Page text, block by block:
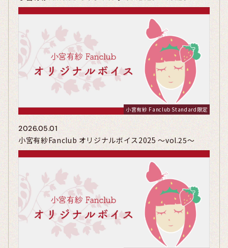
小宮有紗 Fanclub Standard限定
2026.05.01
小宮有紗Fanclub オリジナルボイス2025 〜vol.25〜